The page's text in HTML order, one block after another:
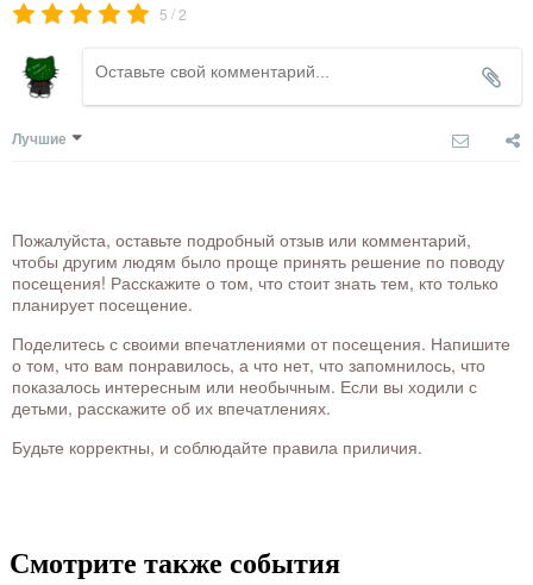
5 /2
Лучшие
Пожалуйста, оставьте подробный отзыв или комментарий,
чтобы другим людям было проще принять решение по поводу
посещения! Расскажите о том, что стоит знать тем, кто только
планирует посещение.
Поделитесь с своими впечатлениями от посещения. Напишите
о том, что вам понравилось, а что нет, что запомнилось, что
показалось интересным или необычным. Если вы ходили с
детьми, расскажите об их впечатлениях.
Будьте корректны, и соблюдайте правила приличия.
Смотрите также события